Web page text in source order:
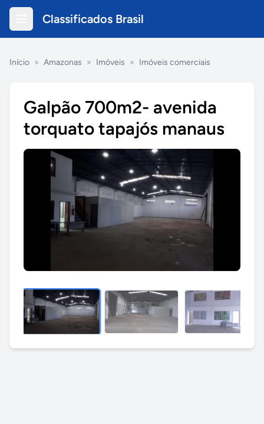
Classificados Brasil
Início » Amazonas » Imóveis » Imóveis comerciais
Galpão 700m2- avenida
torquato tapajós manaus